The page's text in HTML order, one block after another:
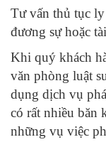
Tư vấn thủ tục
đương sự hoặc
Khi quý khách
văn phòng luật
dụng dịch vụ
có rất nhiều băn
những vụ việc